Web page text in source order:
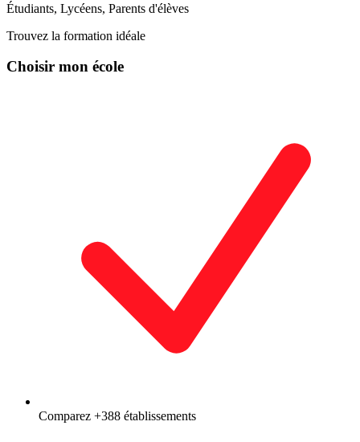
Étudiants, Lycéens, Parents d'élèves
Trouvez la formation idéale
Choisir mon école
Comparez +388 établissements